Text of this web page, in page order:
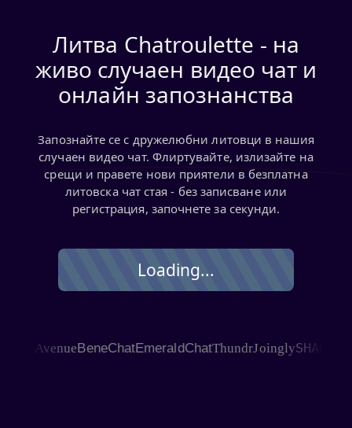
Литва Chatroulette - на
живо случаен видео чат и
онлайн запознанства
Запознайте се с дружелюбни литовци в нашия
случаен видео чат. Флиртувайте, излизайте на
срещи и правете нови приятели в безплатна
литовска чат стая - без записване или
регистрация, започнете за секунди.
Loading...
AvenueBeneChatEmeraldChatThundrJoinglySHAGLE